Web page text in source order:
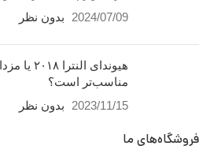
روزهای
رسمی ساعت 9 الی 19 پنجشنبه
ها ساعت 9 الی 14 شماره تماس
ما : تلفن 02136617441 موبایل
۰۹۱۹۴۲۰۰۳۲۹
کشور
2024/07/09
بدون نظر
هیوندای
مناسب‌تر است؟
2023/11/15
بدون نظر
فروشگاه‌های ما